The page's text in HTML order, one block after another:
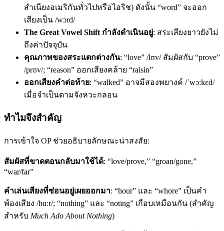
สำเนียงอเมริกันทั่วไปหรือไอริช) ดังนั้น “word” จะออก
เสียงเป็น /wɔrd/
The Great Vowel Shift กำลังดำเนินอยู่: สระเสียงยาวยังไม่
ถึงค่าปัจจุบัน
คุณภาพของสระแตกต่างกัน: “love” /lʊv/ สัมผัสกับ “prove”
/prʊv/; “reason” ออกเสียงคล้าย “raisin”
ออกเสียงคำต่อท้าย: “walked” อาจมีสองพยางค์ /ˈwɔːkɛd/
เมื่อจำเป็นตามจังหวะกลอน
ทำไมจึงสำคัญ
การเข้าใจ OP ช่วยอธิบายลักษณะน่าสงสัย:
สัมผัสที่ขาดตอนกลับมาใช้ได้: “love/prove,” “groan/gone,”
“war/far”
คำเล่นเสียงที่ซ่อนอยู่เผยออกมา: “hour” และ “whore” เป็นคำ
พ้องเสียง /huːr/; “nothing” และ “noting” เกือบเหมือนกัน (สำคัญ
สำหรับ Much Ado About Nothing)